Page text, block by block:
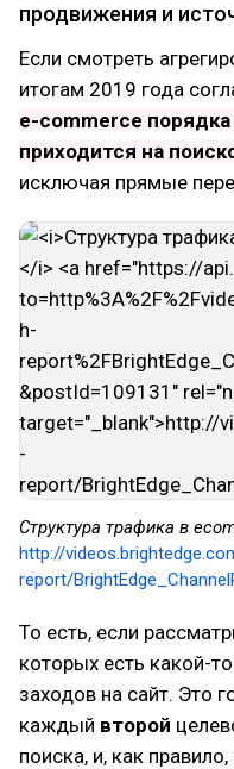
продвижения и
Если смотреть
итогам 2019 года
e-commerce
приходится на
исключая прямые
Структура трафика в
http://
report/
То есть, если
которых есть какой-
заходов на сайт. Это
каждый второй
поиска, и, как